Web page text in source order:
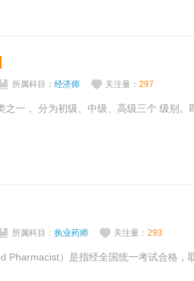
所属科目： 经济师 关注量： 297
所属科目： 执业药师 关注量： 293